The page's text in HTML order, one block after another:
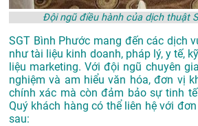
Đội ngũ điều hành của dịch thuật
SGT Bình Phước mang đến các dịch
như tài liệu kinh doanh, pháp lý, y tế,
liệu marketing. Với đội ngũ chuyên
nghiệm và am hiểu văn hóa, đơn vị
chính xác mà còn đảm bảo sự tinh
Quý khách hàng có thể liên hệ với
sau: